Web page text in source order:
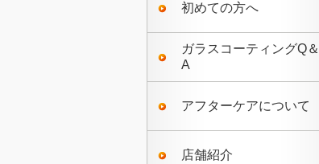
初めての方へ
ガラスコーティングQ＆
A
アフターケアについて
店舗紹介